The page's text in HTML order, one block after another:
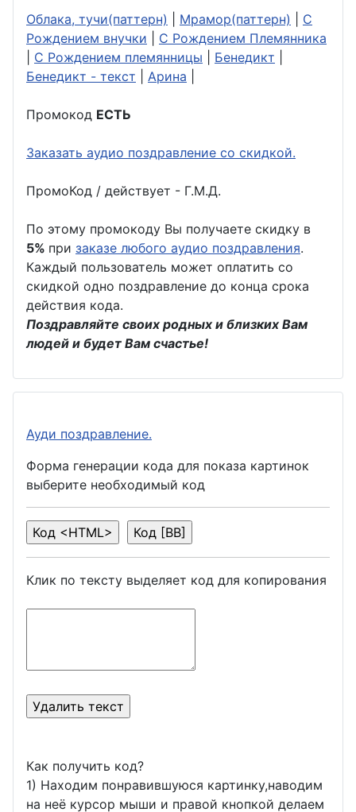
Облака, тучи(паттерн)
Мрамор(паттерн)
С
Рождением внучки
С Рождением Племянника
С Рождением племянницы Бенедикт
Бенедикт - текст
Арина
Промокод ЕСТЬ
Заказать аудио поздравление со скидкой.
ПромоКод / действует - Г.М.Д.
По этому промокоду Вы получаете скидку в
5% при заказе любого аудио поздравления.
Каждый пользователь может оплатить со
скидкой одно поздравление до конца срока
действия кода.
Поздравляйте своих родных и близких Вам
людей и будет Вам счастье!
Ауди поздравление.
Форма генерации кода для показа картинок
выберите необходимый код
Клик по тексту выделяет код для копирования
Как получить код?
1) Находим понравившуюся картинку,наводим
на неё курсор мыши и правой кнопкой делаем